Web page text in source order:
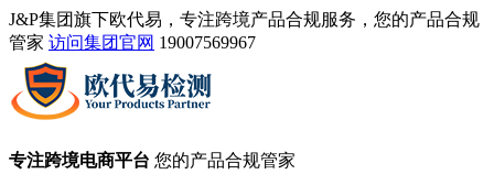
J&P集团旗下欧代易，专注跨境产品合规服务，您的产品合规
管家 访问集团官网 19007569967
专注跨境电商平台 您的产品合规管家